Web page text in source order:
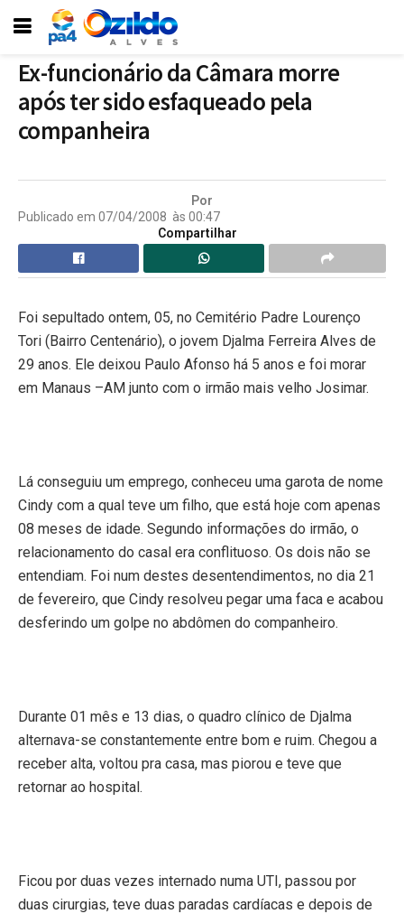
Ex-funcionário da Câmara morre
após ter sido esfaqueado pela
companheira
Por
Publicado em 07/04/2008 às 00:47
Compartilhar
Foi sepultado ontem, 05, no Cemitério Padre Lourenço
Tori (Bairro Centenário), o jovem Djalma Ferreira Alves de
29 anos. Ele deixou Paulo Afonso há 5 anos e foi morar
em Manaus –AM junto com o irmão mais velho Josimar.
Lá conseguiu um emprego, conheceu uma garota de nome
Cindy com a qual teve um filho, que está hoje com apenas
08 meses de idade. Segundo informações do irmão, o
relacionamento do casal era conflituoso. Os dois não se
entendiam. Foi num destes desentendimentos, no dia 21
de fevereiro, que Cindy resolveu pegar uma faca e acabou
desferindo um golpe no abdômen do companheiro.
Durante 01 mês e 13 dias, o quadro clínico de Djalma
alternava-se constantemente entre bom e ruim. Chegou a
receber alta, voltou pra casa, mas piorou e teve que
retornar ao hospital.
Ficou por duas vezes internado numa UTI, passou por
duas cirurgias, teve duas paradas cardíacas e depois de